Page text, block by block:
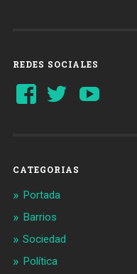
REDES SOCIALES
Ver
perfil
Ver
perfil
CATEGORIAS
Portada
Barrios
Sociedad
Política